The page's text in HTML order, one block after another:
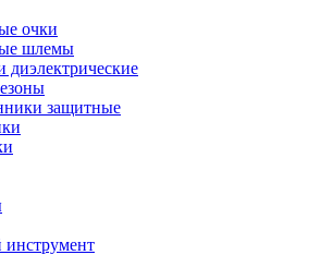
очки
шлемы
диэлектрические
защитные